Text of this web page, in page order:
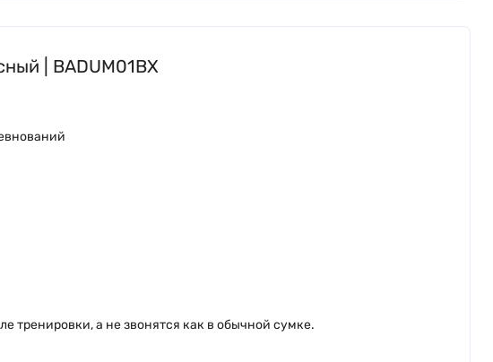
| BADUM01BX
тренировки, а не звонятся как в обычной сумке.